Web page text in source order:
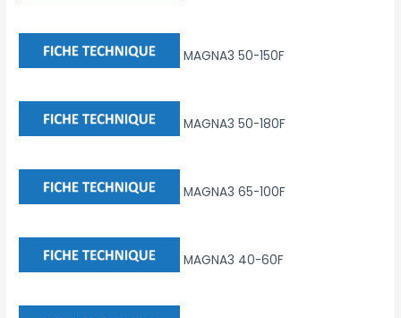
MAGNA3 50-150F
MAGNA3 50-180F
MAGNA3 65-100F
MAGNA3 40-60F